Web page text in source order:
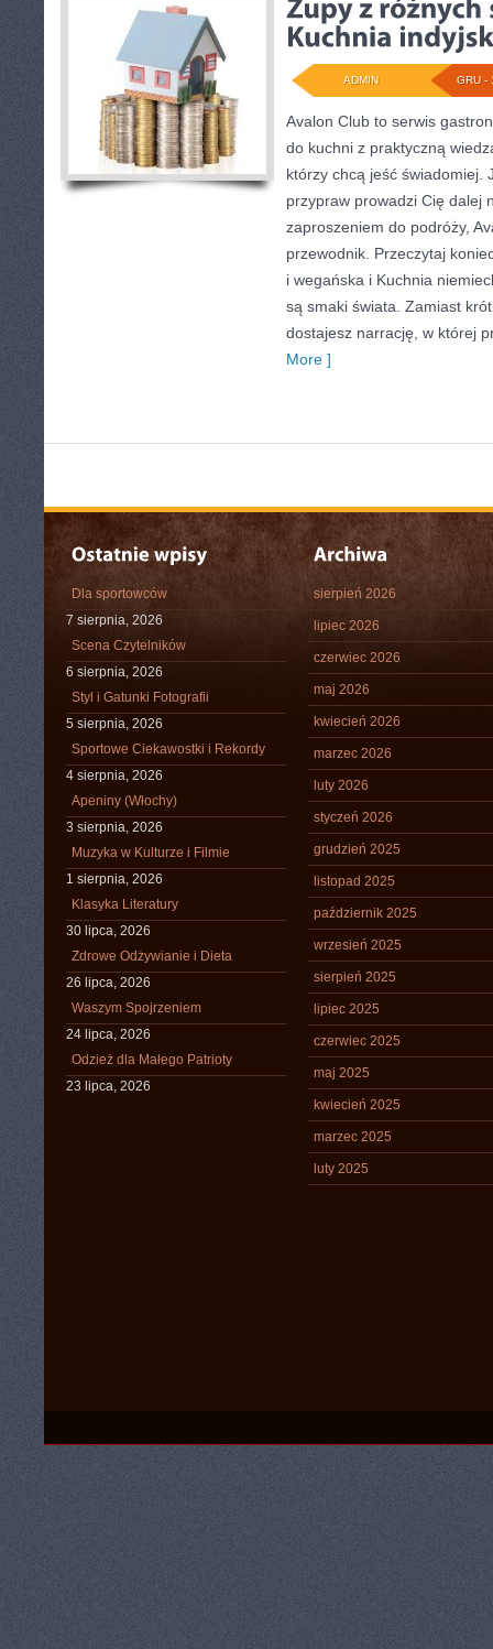
GRU -
ADMIN
Avalon Club to serwis
do kuchni z praktyczną
którzy chcą jeść świadomiej.
przypraw prowadzi Cię dalej
zaproszeniem do podróży,
przewodnik. Przeczytaj
i wegańska i Kuchnia
są smaki świata. Zamiast
dostajesz narrację, w której
More ]
Dla sportowców
7 sierpnia, 2026
Scena Czytelników
6 sierpnia, 2026
Styl i Gatunki Fotografii
5 sierpnia, 2026
Sportowe Ciekawostki i Rekordy
4 sierpnia, 2026
Apeniny (Włochy)
3 sierpnia, 2026
Muzyka w Kulturze i Filmie
1 sierpnia, 2026
Klasyka Literatury
30 lipca, 2026
Zdrowe Odżywianie i Dieta
26 lipca, 2026
Waszym Spojrzeniem
24 lipca, 2026
Odzież dla Małego Patrioty
23 lipca, 2026
sierpień 2026
lipiec 2026
czerwiec 2026
maj 2026
kwiecień 2026
marzec 2026
luty 2026
styczeń 2026
grudzień 2025
listopad 2025
październik 2025
wrzesień 2025
sierpień 2025
lipiec 2025
czerwiec 2025
maj 2025
kwiecień 2025
marzec 2025
luty 2025